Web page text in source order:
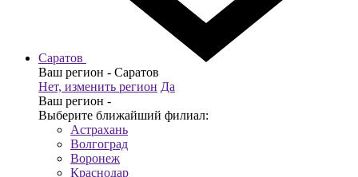
Саратов
Ваш регион - Саратов
Нет, изменить регион Да
Ваш регион -
Выберите ближайший филиал:
Астрахань
Волгоград
Воронеж
Краснодар